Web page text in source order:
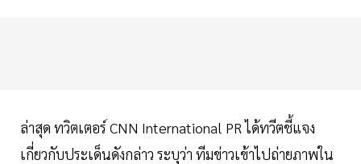
ล่าสุด ทวิตเตอร์ CNN International PR ได้ทวีตชี้แจง
เกี่ยวกับประเด็นดังกล่าว ระบุว่า ทีมข่าวเข้าไปถ่ายภาพใน